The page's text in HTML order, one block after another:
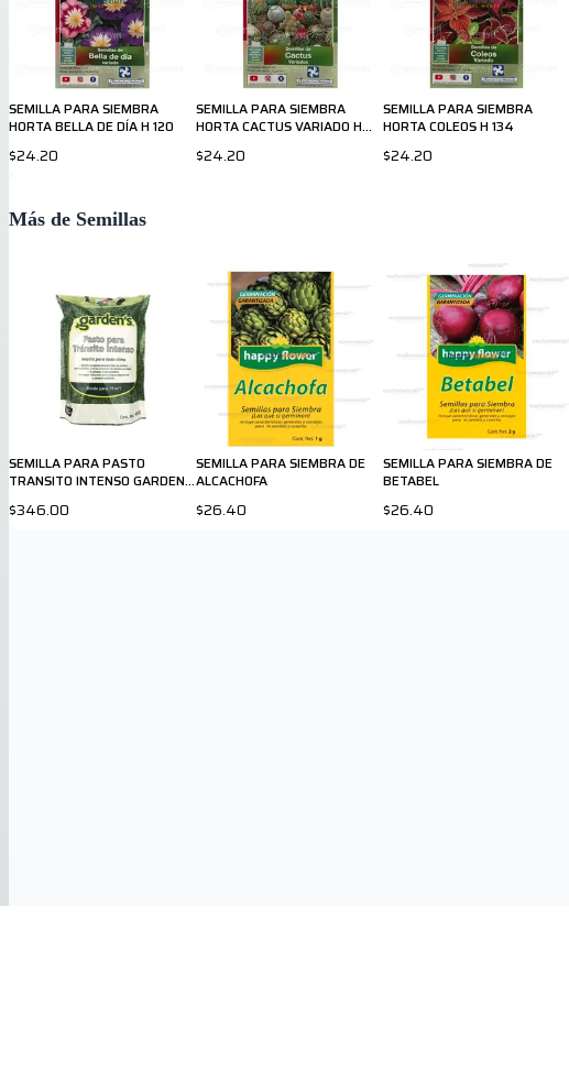
SEMILLA PARA SIEMBRA
HORTA BELLA DE DÍA H 120
$24.20
SEMILLA PARA SIEMBRA
HORTA CACTUS VARIADO H
$24.20
SEMILLA PARA SIEMBRA
HORTA COLEOS H 134
$24.20
Más de Semillas
SEMILLA PARA PASTO
TRANSITO INTENSO GARDENS
$346.00
SEMILLA PARA SIEMBRA DE
ALCACHOFA
$26.40
SEMILLA PARA SIEMBRA DE
BETABEL
$26.40